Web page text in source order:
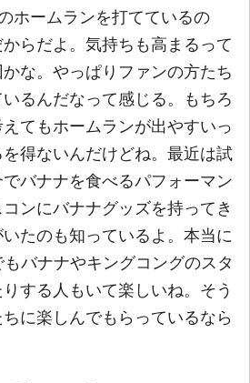
ホームランを打てているの
らだよ。気持ちも高まるって
な。やっぱりファンの方たち
るんだなって感じる。もちろ
てもホームランが出やすいっ
得ないんだけどね。最近は試
バナナを食べるパフォーマン
ンにバナナグッズを持ってき
たのも知っているよ。本当に
バナナやキングコングのスタ
する人もいて楽しいね。そう
に楽しんでもらっているなら